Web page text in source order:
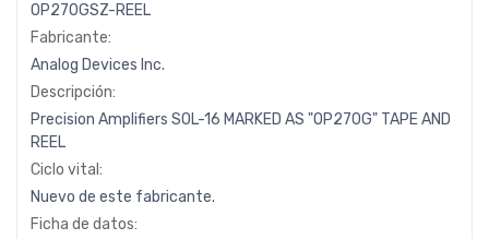
OP270GSZ-REEL
Fabricante:
Analog Devices Inc.
Descripción:
Precision Amplifiers SOL-16 MARKED AS "OP270G" TAPE AND
REEL
Ciclo vital:
Nuevo de este fabricante.
Ficha de datos: